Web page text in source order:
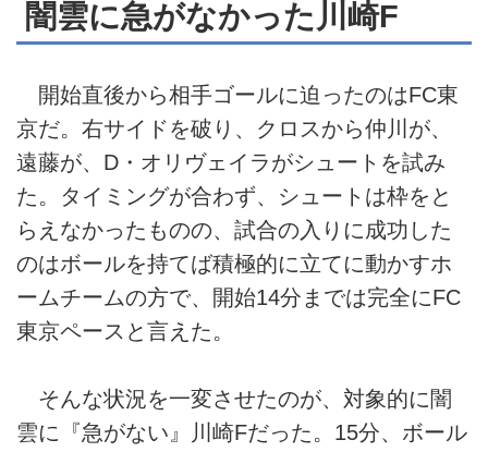
闇雲に急がなかった川崎F
開始直後から相手ゴールに迫ったのはFC東
京だ。右サイドを破り、クロスから仲川が、
遠藤が、D・オリヴェイラがシュートを試み
た。タイミングが合わず、シュートは枠をと
らえなかったものの、試合の入りに成功した
のはボールを持てば積極的に立てに動かすホ
ームチームの方で、開始14分までは完全にFC
東京ペースと言えた。
そんな状況を一変させたのが、対象的に闇
雲に『急がない』川崎Fだった。15分、ボール